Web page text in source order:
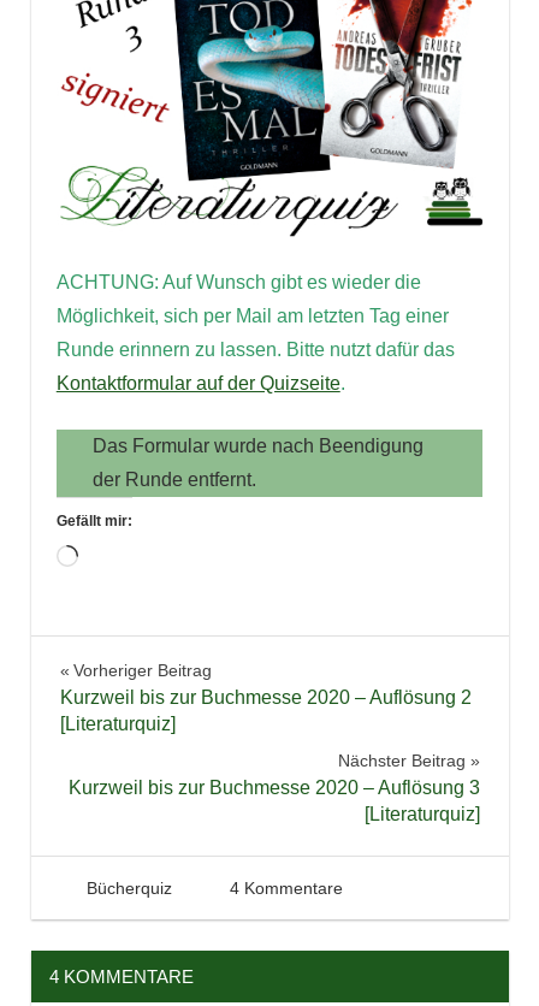
ACHTUNG: Auf Wunsch gibt es wieder die
Möglichkeit, sich per Mail am letzten Tag einer
Runde erinnern zu lassen. Bitte nutzt dafür das
Kontaktformular auf der Quizseite.
Das Formular wurde nach Beendigung
der Runde entfernt.
Gefällt mir:
Wird
Gewinnspiel
Literaturquiz
Verlosung
Beitragsnavigation
Vorheriger Beitrag
Kurzweil bis zur Buchmesse 2020 – Auflösung 2
[Literaturquiz]
Nächster Beitrag
Kurzweil bis zur Buchmesse 2020 – Auflösung 3
[Literaturquiz]
13. Januar 2020
Tintenhain
Bücherquiz 4 Kommentare
4 KOMMENTARE